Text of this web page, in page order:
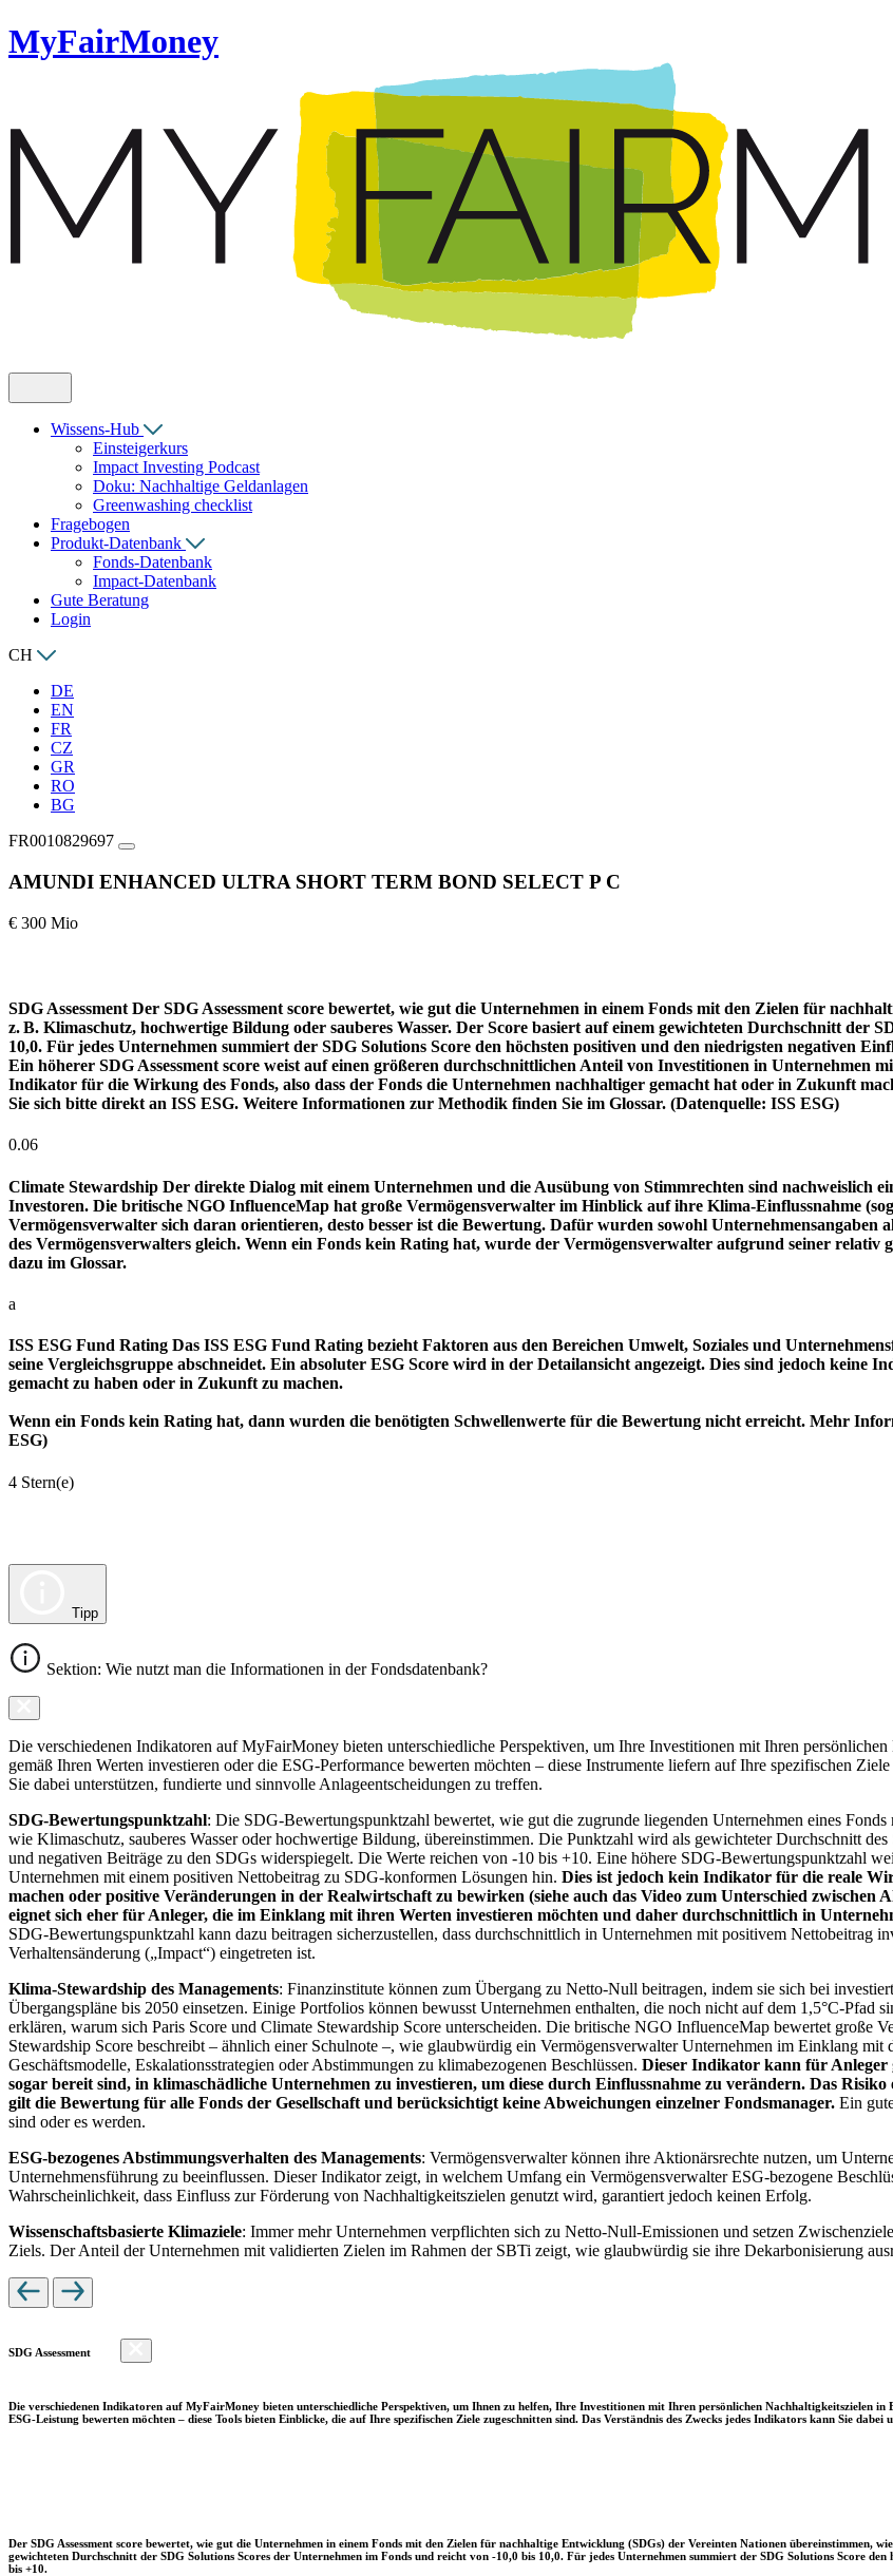
MyFairMoney
Wissens-Hub
Einsteigerkurs
Impact Investing Podcast
Doku: Nachhaltige Geldanlagen
Greenwashing checklist
Fragebogen
Produkt-Datenbank
Fonds-Datenbank
Impact-Datenbank
Gute Beratung
Login
CH
DE
EN
FR
CZ
GR
RO
BG
FR0010829697
AMUNDI ENHANCED ULTRA SHORT TERM BOND SELECT P C
€ 300 Mio
SDG Assessment Der SDG Assessment score bewertet, wie gut die Unternehmen in einem Fonds mit den Zielen für
z. B. Klimaschutz, hochwertige Bildung oder sauberes Wasser. Der Score basiert auf einem gewichteten Durchschnitt der
10,0. Für jedes Unternehmen summiert der SDG Solutions Score den höchsten positiven und den niedrigsten negativen
Ein höherer SDG Assessment score weist auf einen größeren durchschnittlichen Anteil von Investitionen in Unternehmen
Indikator für die Wirkung des Fonds, also dass der Fonds die Unternehmen nachhaltiger gemacht hat oder in Zukunft
Sie sich bitte direkt an ISS ESG. Weitere Informationen zur Methodik finden Sie im Glossar. (Datenquelle: ISS ESG)
0.06
Climate Stewardship Der direkte Dialog mit einem Unternehmen und die Ausübung von Stimmrechten sind nachweislich
Investoren. Die britische NGO InfluenceMap hat große Vermögensverwalter im Hinblick auf ihre Klima-Einflussnahme
Vermögensverwalter sich daran orientieren, desto besser ist die Bewertung. Dafür wurden sowohl Unternehmensangaben
des Vermögensverwalters gleich. Wenn ein Fonds kein Rating hat, wurde der Vermögensverwalter aufgrund seiner
dazu im Glossar.
a
ISS ESG Fund Rating Das ISS ESG Fund Rating bezieht Faktoren aus den Bereichen Umwelt, Soziales und
seine Vergleichsgruppe abschneidet. Ein absoluter ESG Score wird in der Detailansicht angezeigt. Dies sind jedoch keine
gemacht zu haben oder in Zukunft zu machen.
Wenn ein Fonds kein Rating hat, dann wurden die benötigten Schwellenwerte für die Bewertung nicht erreicht. Mehr
ESG)
4 Stern(e)
Tipp
Sektion: Wie nutzt man die Informationen in der Fondsdatenbank?
Die verschiedenen Indikatoren auf MyFairMoney bieten unterschiedliche Perspektiven, um Ihre Investitionen mit Ihren
gemäß Ihren Werten investieren oder die ESG-Performance bewerten möchten – diese Instrumente liefern auf Ihre spezifischen
Sie dabei unterstützen, fundierte und sinnvolle Anlageentscheidungen zu treffen.
SDG-Bewertungspunktzahl: Die SDG-Bewertungspunktzahl bewertet, wie gut die zugrunde liegenden Unternehmen eines
wie Klimaschutz, sauberes Wasser oder hochwertige Bildung, übereinstimmen. Die Punktzahl wird als gewichteter Durchschnitt
und negativen Beiträge zu den SDGs widerspiegelt. Die Werte reichen von -10 bis +10. Eine höhere SDG-Bewertungspunktzahl
Unternehmen mit einem positiven Nettobeitrag zu SDG-konformen Lösungen hin. Dies ist jedoch kein Indikator für die reale
machen oder positive Veränderungen in der Realwirtschaft zu bewirken (siehe auch das Video zum Unterschied
eignet sich eher für Anleger, die im Einklang mit ihren Werten investieren möchten und daher durchschnittlich in
SDG-Bewertungspunktzahl kann dazu beitragen sicherzustellen, dass durchschnittlich in Unternehmen mit positivem Nettobeitrag
Verhaltensänderung („Impact“) eingetreten ist.
Klima-Stewardship des Managements: Finanzinstitute können zum Übergang zu Netto-Null beitragen, indem sie sich bei
Übergangspläne bis 2050 einsetzen. Einige Portfolios können bewusst Unternehmen enthalten, die noch nicht auf dem 1,5°C-
erklären, warum sich Paris Score und Climate Stewardship Score unterscheiden. Die britische NGO InfluenceMap bewertet große
Stewardship Score beschreibt – ähnlich einer Schulnote –, wie glaubwürdig ein Vermögensverwalter Unternehmen im Einklang
Geschäftsmodelle, Eskalationsstrategien oder Abstimmungen zu klimabezogenen Beschlüssen. Dieser Indikator kann für Anleger
sogar bereit sind, in klimaschädliche Unternehmen zu investieren, um diese durch Einflussnahme zu verändern. Das
gilt die Bewertung für alle Fonds der Gesellschaft und berücksichtigt keine Abweichungen einzelner Fondsmanager. Ein
sind oder es werden.
ESG-bezogenes Abstimmungsverhalten des Managements: Vermögensverwalter können ihre Aktionärsrechte nutzen, um
Unternehmensführung zu beeinflussen. Dieser Indikator zeigt, in welchem Umfang ein Vermögensverwalter ESG-bezogene
Wahrscheinlichkeit, dass Einfluss zur Förderung von Nachhaltigkeitszielen genutzt wird, garantiert jedoch keinen Erfolg.
Wissenschaftsbasierte Klimaziele: Immer mehr Unternehmen verpflichten sich zu Netto-Null-Emissionen und setzen
Ziels. Der Anteil der Unternehmen mit validierten Zielen im Rahmen der SBTi zeigt, wie glaubwürdig sie ihre Dekarbonisierung
SDG Assessment
Die verschiedenen Indikatoren auf MyFairMoney bieten unterschiedliche Perspektiven, um Ihnen zu helfen, Ihre Investitionen mit Ihren persönlichen Nachhaltigkeitszielen
ESG-Leistung bewerten möchten – diese Tools bieten Einblicke, die auf Ihre spezifischen Ziele zugeschnitten sind. Das Verständnis des Zwecks jedes Indikators kann Sie
Der SDG Assessment score bewertet, wie gut die Unternehmen in einem Fonds mit den Zielen für nachhaltige Entwicklung (SDGs) der Vereinten Nationen übereinstimmen,
gewichteten Durchschnitt der SDG Solutions Scores der Unternehmen im Fonds und reicht von -10,0 bis 10,0. Für jedes Unternehmen summiert der SDG Solutions Score
bis +10.